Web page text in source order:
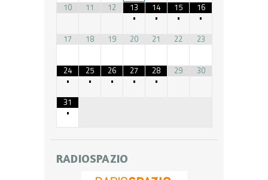
10 11 12
13
•
14
•
15
•
16
•
17
18 19 20 21 22 23
24
•
25
•
26
•
27
•
28
•
29 30
31
•
RADIOSPAZIO